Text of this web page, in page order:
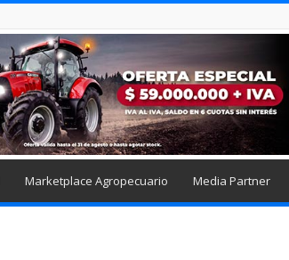
Marketplace Agropecuario Media Partner